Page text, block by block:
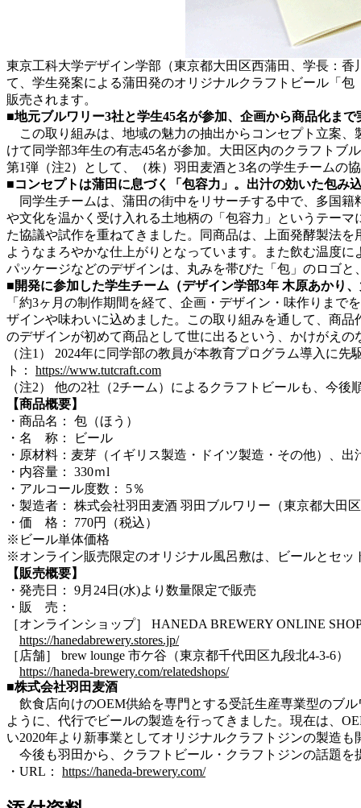
東京工科大学デザイン学部（東京都大田区西蒲田、学長：
て、学生発案による蒲田発のオリジナルクラフトビール「
販売されます。
■地元ブルワリー3社と学生45名が参加、企画から商品化ま
この取り組みは、地域の魅力の抽出からコンセプト立案、
けて同学部3年生の有志45名が参加。大田区内のクラフトブ
第1弾（注2）として、（株）羽田麦酒と3名の学生チームの
■コンセプトは蒲田に息づく「包容力」。出汁の効いた包み
同学生チームは、蒲田の街中をリサーチする中で、多国籍
や文化を温かく受け入れる土地柄の「包容力」というテー
た協議や試作を重ねてきました。同商品は、上面発酵製法
ようなまろやかな仕上がりとなっています。また飲む温度
パッケージなどのデザインは、丸みを帯びた「包」のロゴ
■開発に参加した学生チーム（デザイン学部3年 木原あかり
「約3ヶ月の制作期間を経て、企画・デザイン・味作りま
ザインや味わいに込めました。この取り組みを通して、商
のデザインが初めて商品として世に出るという、かけがえ
（注1） 2024年に同学部の教員が本教育プログラム導入に
ト： https://www.tutcraft.com
（注2） 他の2社（2チーム）によるクラフトビールも、今後
【商品概要】
・商品名： 包（ほう）
・名 称： ビール
・原材料：麦芽（イギリス製造・ドイツ製造・その他）、
・内容量： 330ｍl
・アルコール度数： 5％
・製造者： 株式会社羽田麦酒 羽田ブルワリー（東京都大田
・価 格： 770円（税込）
※ビール単体価格
※オンライン販売限定のオリジナル風呂敷は、ビールとセッ
【販売概要】
・発売日： 9月24日(水)より数量限定で販売
・販 売：
［オンラインショップ］ HANEDA BREWERY ONLINE
https://hanedabrewery.stores.jp/
［店舗］ brew lounge 市ケ谷（東京都千代田区九段北4-3-6）
https://haneda-brewery.com/relatedshops/
■株式会社羽田麦酒
飲食店向けのOEM供給を専門とする受託生産専業型のブ
ように、代行でビールの製造を行ってきました。現在は、
い2020年より新事業としてオリジナルクラフトジンの製造も
今後も羽田から、クラフトビール・クラフトジンの話題を
・URL： https://haneda-brewery.com/